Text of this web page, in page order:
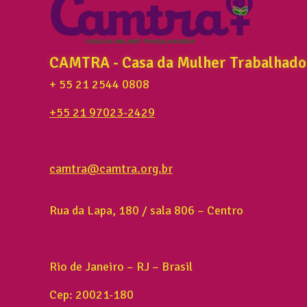
CAMTRA - Casa da Mulher
+ 55 21 2544 0808
+55 21 97023-2429
camtra@camtra.org.br
Rua da Lapa, 180 / sala 806 – Centro
Rio de Janeiro – RJ – Brasil
Cep: 20021-180